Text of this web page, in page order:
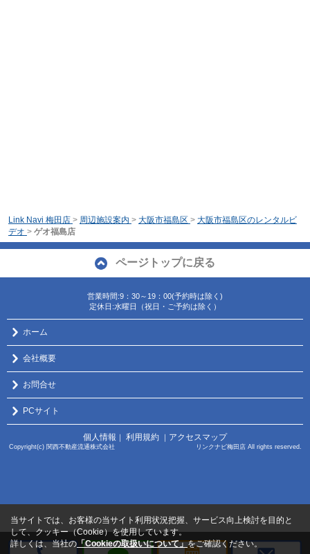
Link Navi 梅田店 > 周辺施設案内 > 大阪市福島区 > 大阪市福島区のレンタルビ
デオ > ゲオ福島店
ページトップに戻る
営業時間:9：30～19：00(予約時は除く)
定休日:水曜日（祝日・ご予約は除く）
ホーム
会社概要
お問合せ
PCサイト
個人情報 ｜ 利用規約 ｜ アクセスマップ
Copyright(c) 関西不動産流通株式会社 リンクナビ梅田店 All rights reserved.
当サイトでは、お客様の当サイト利用状況把握、サービス向上検討を目的と
して、クッキー（Cookie）を使用しています。
詳しくは、当社の 「Cookieの取扱いについて」をご確認ください。